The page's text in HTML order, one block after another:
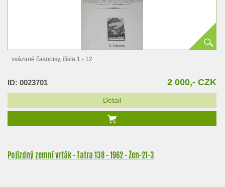
svázané časopisy, čísla 1 - 12
ID: 0023701 2 000,- CZK
Detail
Pojízdný zemní vrták - Tatra 138 - 1962 - Žen-21-3